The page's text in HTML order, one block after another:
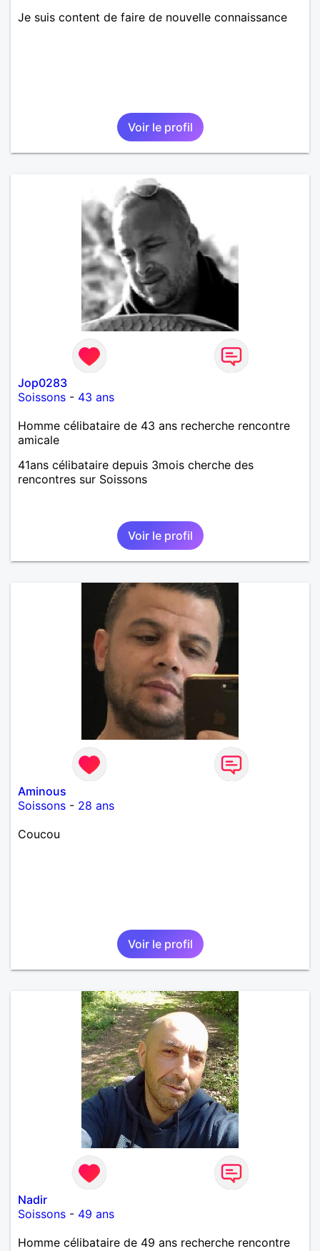
Je suis content de faire de nouvelle connaissance
Voir le profil
Jop0283
Soissons - 43 ans
Homme célibataire de 43 ans recherche rencontre
amicale
41ans célibataire depuis 3mois cherche des
rencontres sur Soissons
Voir le profil
Aminous
Soissons - 28 ans
Coucou
Voir le profil
Nadir
Soissons - 49 ans
Homme célibataire de 49 ans recherche rencontre